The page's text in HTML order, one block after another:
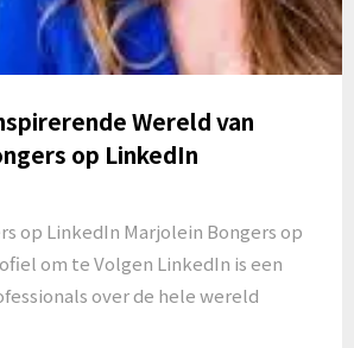
Wereld van
op LinkedIn
op LinkedIn Marjolein Bongers op
om te Volgen LinkedIn is een
over de hele wereld